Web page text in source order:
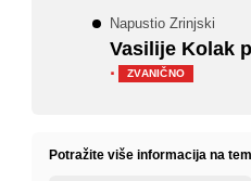
Napustio Zrinjski
Vasilije Kolak
·
ZVANIČNO
Potražite više informacija na